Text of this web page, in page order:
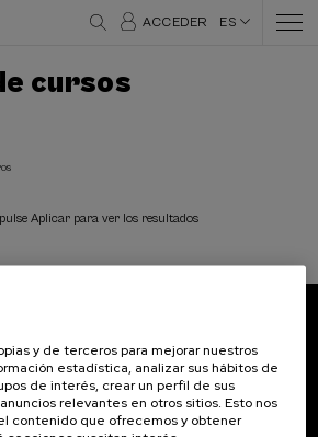
ACCEDER ES
cursos
Aplicar para ver los resultados
a en recibir las
y de terceros para mejorar nuestros
estadística, analizar sus hábitos de
de interés, crear un perfil de sus
relevantes en otros sitios. Esto nos
contenido que ofrecemos y obtener